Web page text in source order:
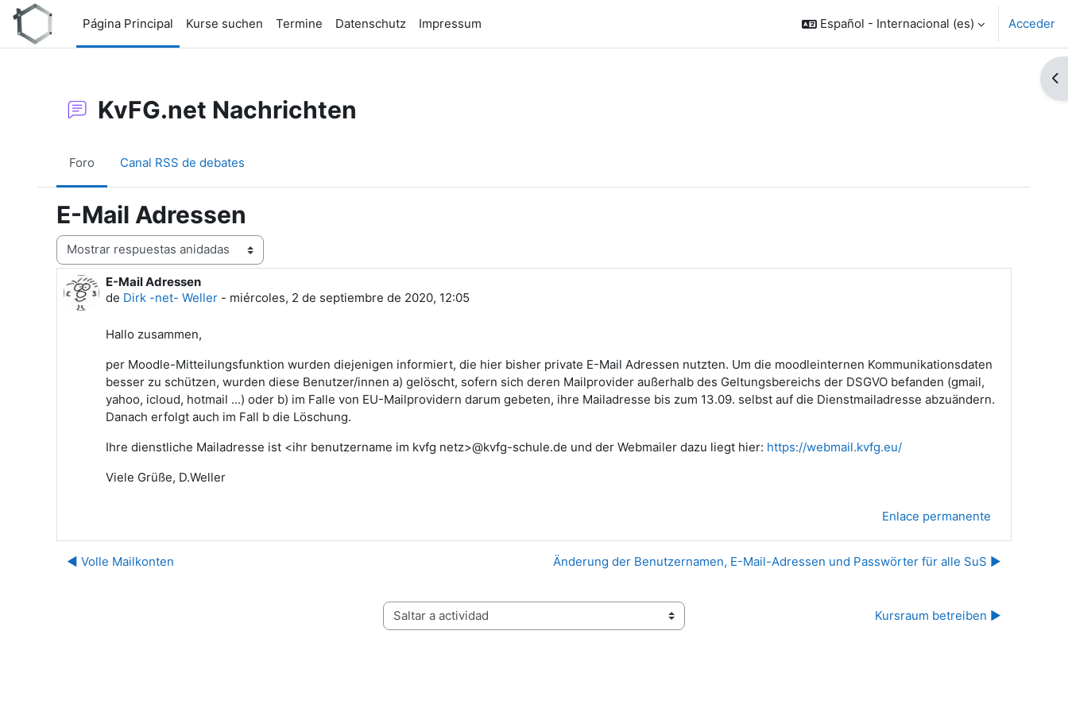
Salta al contenido principal
Página Principal
Kurse suchen Termine Datenschutz Impressum Español - Internacional ‎(es)‎ Acceder
KvFG.net Nachrichten
Foro Canal RSS de debates
E-Mail Adressen
Mostrar modo
E-Mail Adressen
de Dirk -net- Weller - miércoles, 2 de septiembre de 2020, 12:05
Número de respuestas: 0
Hallo zusammen,
per Moodle-Mitteilungsfunktion wurden diejenigen informiert, die hier bisher private E-Mail Adressen nutzten. Um die moodleinternen Kommunikationsdaten
besser zu schützen, wurden diese Benutzer/innen a) gelöscht, sofern sich deren Mailprovider außerhalb des Geltungsbereichs der DSGVO befanden (gmail,
yahoo, icloud, hotmail ...) oder b) im Falle von EU-Mailprovidern darum gebeten, ihre Mailadresse bis zum 13.09. selbst auf die Dienstmailadresse abzuändern.
Danach erfolgt auch im Fall b die Löschung.
Ihre dienstliche Mailadresse ist <ihr benutzername im kvfg netz>@kvfg-schule.de und der Webmailer dazu liegt hier: https://webmail.kvfg.eu/
Viele Grüße, D.Weller
Enlace permanente
◀︎ Volle Mailkonten Änderung der Benutzernamen, E-Mail-Adressen und Passwörter für alle SuS ▶︎
Saltar a actividad Kursraum betreiben ▶︎